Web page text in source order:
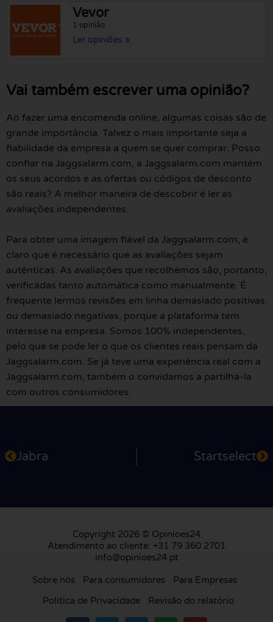
Vevor
1 opinião
Ler opiniões »
Vai também escrever uma opinião?
Ao fazer uma encomenda online, algumas coisas são de
grande importância. Talvez o mais importante seja a
fiabilidade da empresa a quem se quer comprar. Posso
confiar na Jaggsalarm.com, a Jaggsalarm.com mantém
os seus acordos e as ofertas ou códigos de desconto
são reais? A melhor maneira de descobrir é ler as
avaliações independentes.
Para obter uma imagem fiável da Jaggsalarm.com, é
claro que é necessário que as avaliações sejam
autênticas. As avaliações que recolhemos são, portanto,
verificadas tanto automática como manualmente. É
frequente lermos revisões em linha demasiado positivas
ou demasiado negativas, porque a plataforma tem
interesse na empresa. Somos 100% independentes,
pelo que se pode ler o que os clientes reais pensam da
Jaggsalarm.com. Se já teve uma experiência real com a
Jaggsalarm.com, também o convidamos a partilhá-la
com outros consumidores.
Jabra Startselect
Copyright 2026 © Opinioes24
Atendimento ao cliente: +31 79 360 2701
info@opinioes24.pt
Sobre nós Para consumidores
Para Empresas
Política de Privacidade
Revisão do relatório